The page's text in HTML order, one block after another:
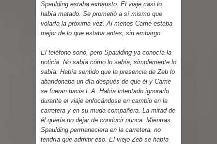
Spaulding estaba exhausto. El viaje casi lo
había matado. Se prometió a sí mismo que
volaría la próxima vez. Al menos Carrie estaba
mejor de lo que estaba antes, sin embargo.
El teléfono sonó, pero Spaulding ya conocía la
noticia. No sabía cómo lo sabía, simplemente lo
sabía. Había sentido que la presencia de Zeb lo
abandonaba un día después de que él y Carrie
se fueran hacia L.A. Había intentado ignorarlo
durante el viaje enfocándose en cambio en la
carretera y en su muda compañera. La mitad de
él quería no dejar de conducir nunca. Mientras
Spaulding permaneciera en la carretera, no
tendría que admitir eso. El viejo Zeb se había